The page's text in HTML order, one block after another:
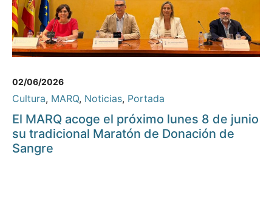
02/06/2026
Cultura, MARQ, Noticias, Portada
El MARQ acoge el próximo lunes 8 de junio
su tradicional Maratón de Donación de
Sangre